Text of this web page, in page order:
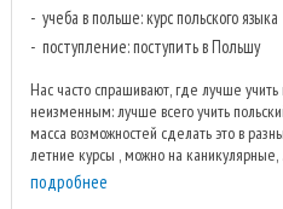
учеба в польше: курс польского языка
поступление: поступить в Польшу
Нас часто спрашивают, где лучше
неизменным: лучше всего учить
масса возможностей сделать это в
летние курсы , можно на каникулярные,
подробнее